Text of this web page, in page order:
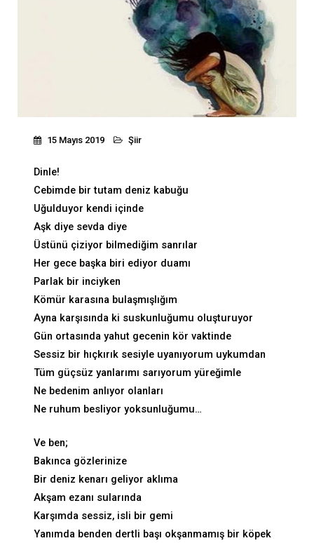
15 Mayıs 2019 Şiir
Dinle!
Cebimde bir tutam deniz kabuğu
Uğulduyor kendi içinde
Aşk diye sevda diye
Üstünü çiziyor bilmediğim sanrılar
Her gece başka biri ediyor duamı
Parlak bir inciyken
Kömür karasına bulaşmışlığım
Ayna karşısında ki suskunluğumu oluşturuyor
Gün ortasında yahut gecenin kör vaktinde
Sessiz bir hıçkırık sesiyle uyanıyorum uykumdan
Tüm güçsüz yanlarımı sarıyorum yüreğimle
Ne bedenim anlıyor olanları
Ne ruhum besliyor yoksunluğumu…
Ve ben;
Bakınca gözlerinize
Bir deniz kenarı geliyor aklıma
Akşam ezanı sularında
Karşımda sessiz, isli bir gemi
Yanımda benden dertli başı okşanmamış bir köpek